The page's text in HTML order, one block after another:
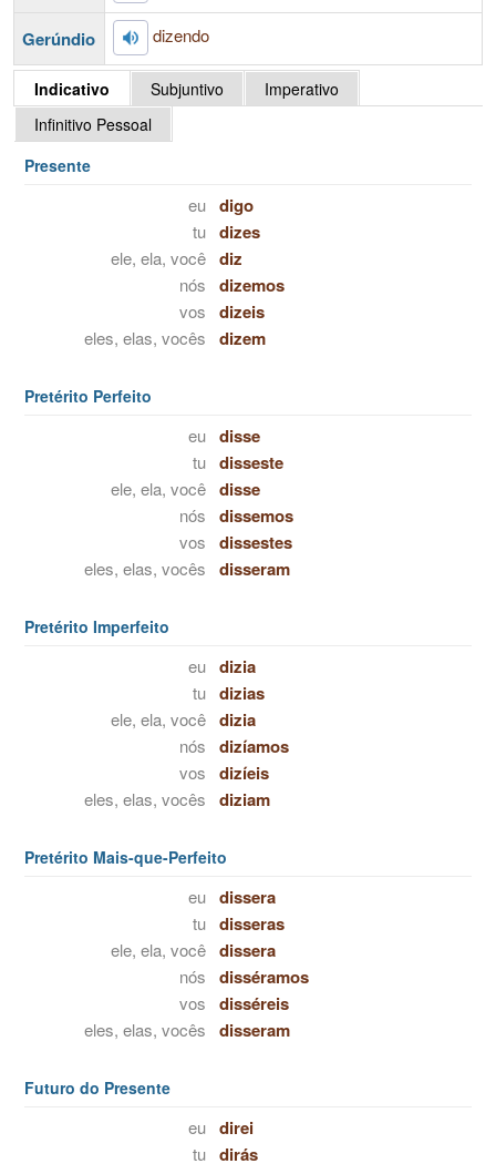
Gerúndio dizendo
Indicativo Subjuntivo
Imperativo
Infinitivo Pessoal
Presente
eu digo
tu dizes
ele, ela, você diz
nós dizemos
vos dizeis
eles, elas, vocês dizem
Pretérito Perfeito
eu disse
tu disseste
ele, ela, você disse
nós dissemos
vos dissestes
eles, elas, vocês disseram
Pretérito Imperfeito
eu dizia
tu dizias
ele, ela, você dizia
nós dizíamos
vos dizíeis
eles, elas, vocês diziam
Pretérito Mais-que-Perfeito
eu dissera
tu disseras
ele, ela, você dissera
nós disséramos
vos disséreis
eles, elas, vocês disseram
Futuro do Presente
eu direi
tu dirás